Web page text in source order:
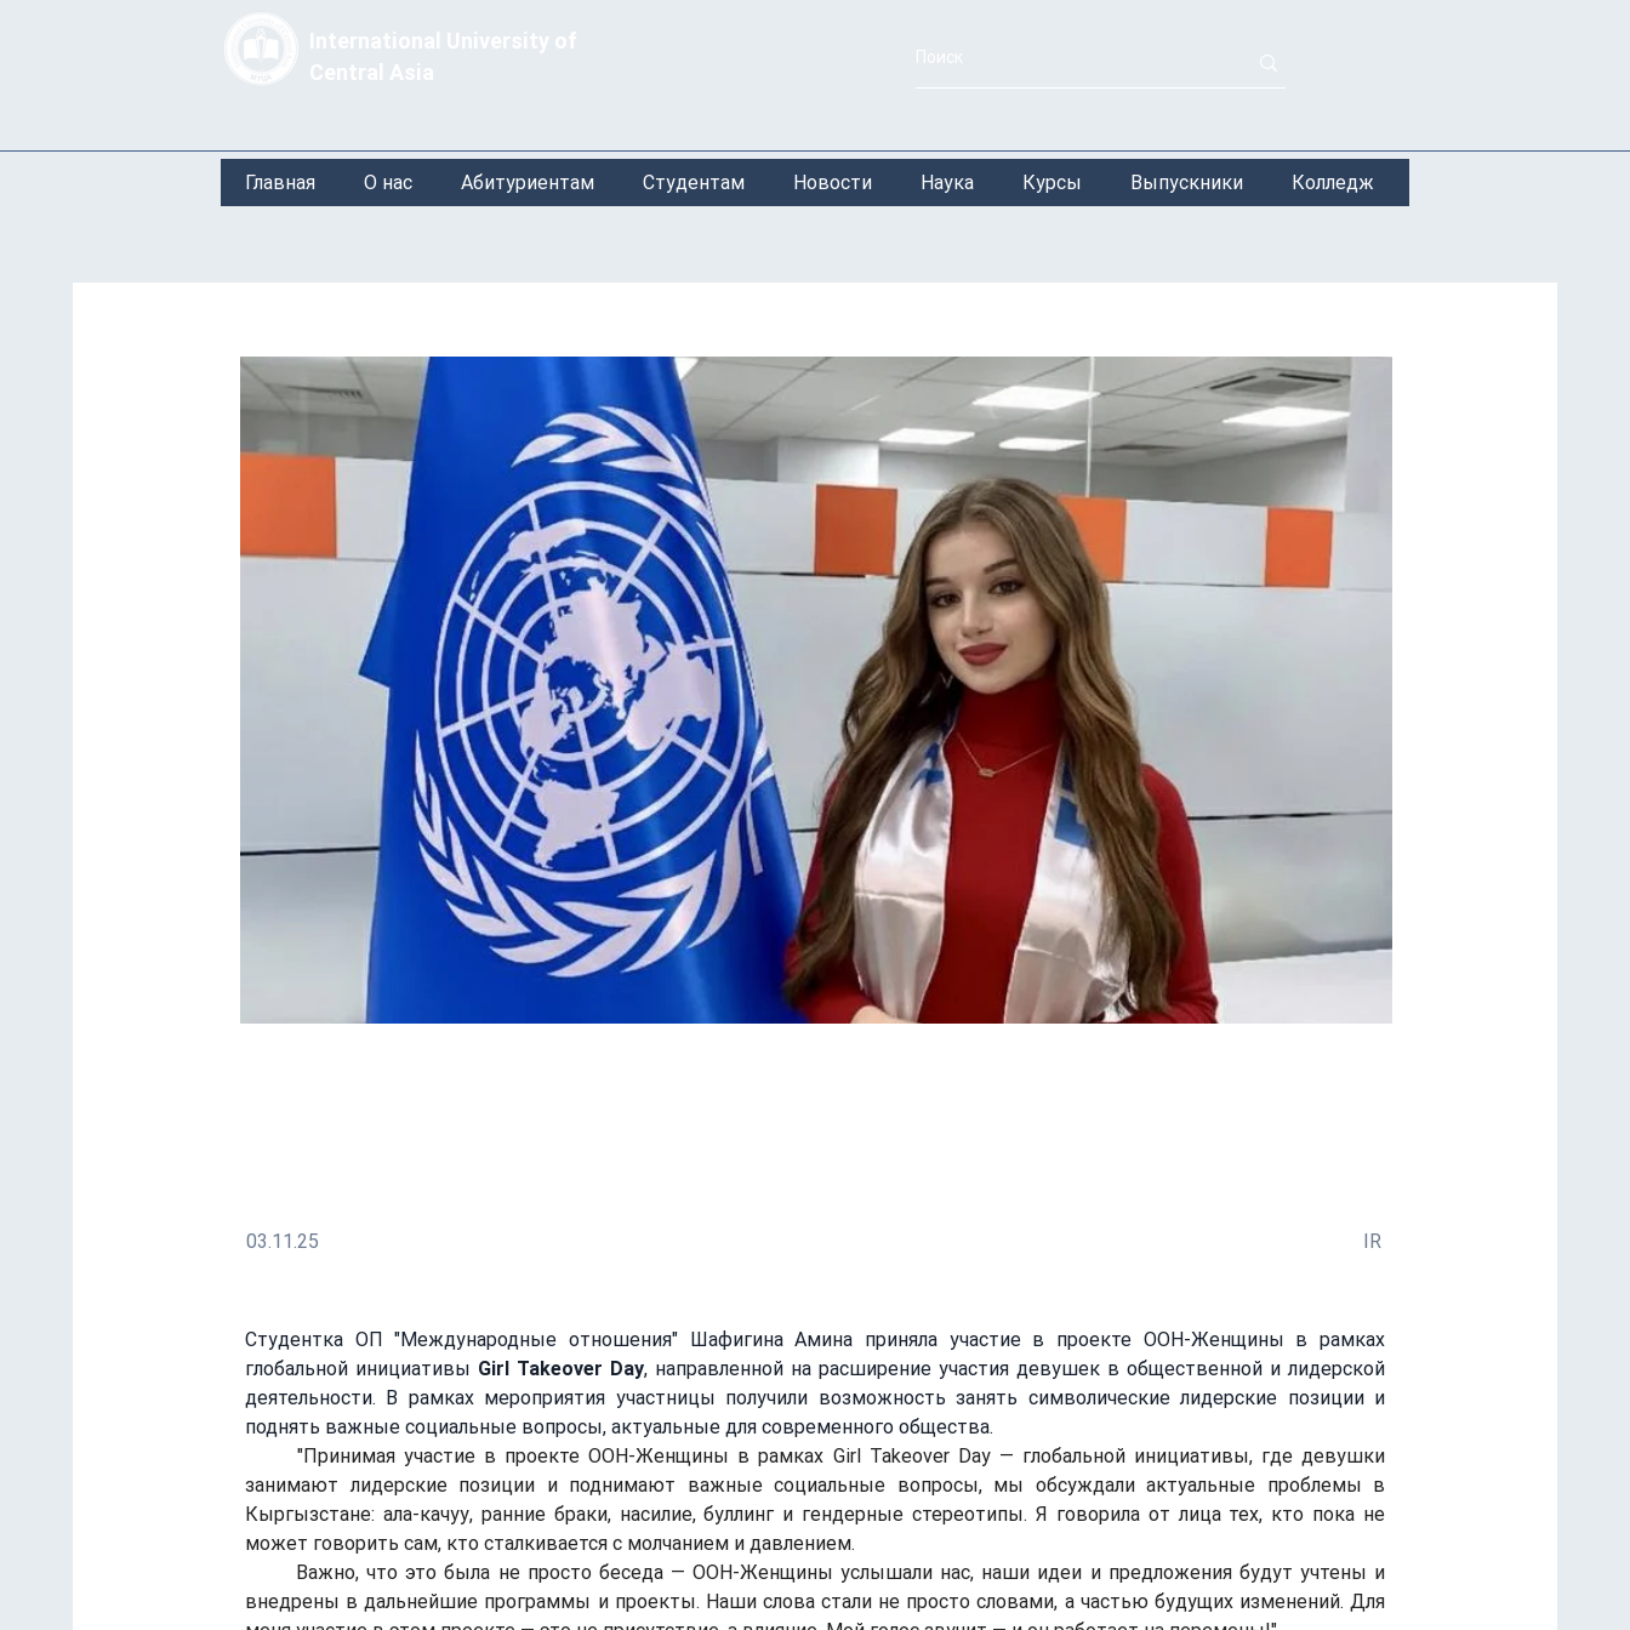
International University of
Central Asia
Главная О нас Абитуриентам Студентам Новости Наука Курсы Выпускники Колледж
03.11.25 IR
Студентка ОП "Международные отношения" Шафигина Амина приняла участие в проекте ООН-Женщины в рамках
глобальной инициативы Girl Takeover Day, направленной на расширение участия девушек в общественной и лидерской
деятельности. В рамках мероприятия участницы получили возможность занять символические лидерские позиции и
поднять важные социальные вопросы, актуальные для современного общества.
	"Принимая участие в проекте ООН-Женщины в рамках Girl Takeover Day — глобальной инициативы, где девушки
занимают лидерские позиции и поднимают важные социальные вопросы, мы обсуждали актуальные проблемы в
Кыргызстане: ала-качуу, ранние браки, насилие, буллинг и гендерные стереотипы. Я говорила от лица тех, кто пока не
может говорить сам, кто сталкивается с молчанием и давлением.
внедрены в дальнейшие программы и проекты. Наши слова стали не просто словами, а частью будущих изменений. Для